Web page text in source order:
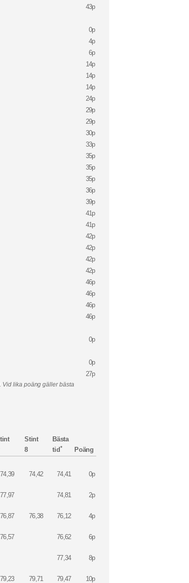
43p
0p
4p
6p
14p
14p
14p
24p
29p
29p
30p
33p
35p
35p
35p
36p
39p
41p
41p
42p
42p
42p
42p
46p
46p
46p
46p
0p
0p
27p
Vid lika poäng gäller bästa
Stint
8
Bästa
tid*
Poäng
74,39 74,42 74,41 0p
77,97 74,81 2p
76,87 76,38 76,12 4p
76,57 76,62 6p
77,34 8p
79,23 79,71 79,47 10p